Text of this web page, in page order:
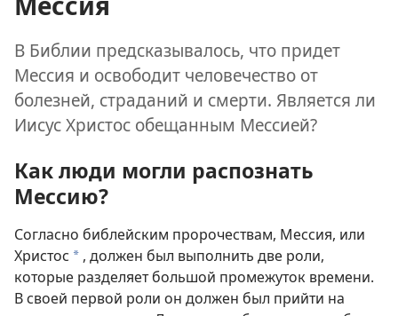
В Библии предсказывалось, что придет
Мессия и освободит человечество от
болезней, страданий и смерти. Является ли
Иисус Христос обещанным Мессией?
Как люди могли распознать
Мессию?
Согласно библейским пророчествам, Мессия, или
Христос * , должен был выполнить две роли,
которые разделяет большой промежуток времени.
В своей первой роли он должен был прийти на